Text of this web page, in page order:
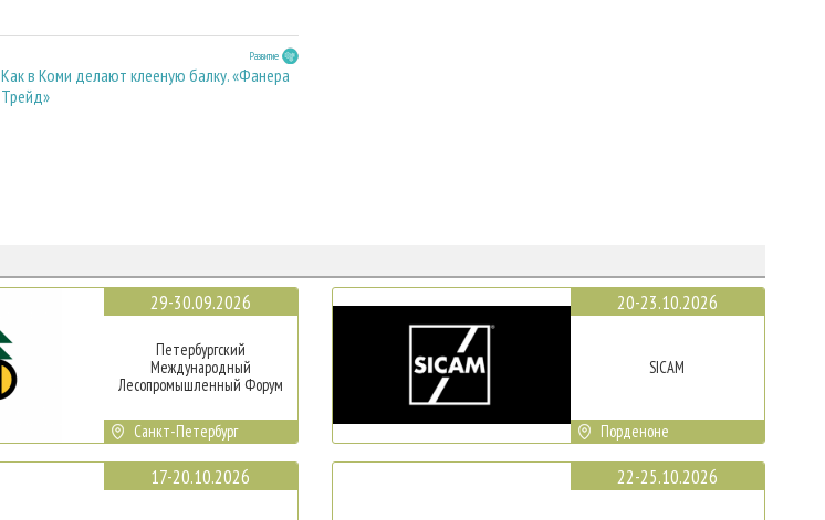
Развитие
Как в Коми делают клееную балку. «Фанера
Трейд»
29-30.09.2026
Петербургский
Международный
Лесопромышленный Форум
Санкт-Петербург
17-20.10.2026
20-23.10.2026
SICAM
Порденоне
22-25.10.2026